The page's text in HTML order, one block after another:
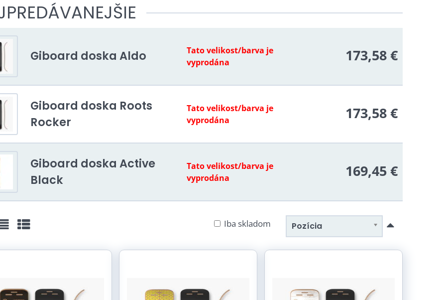
Giboard doska Aldo
Tato velikost/barva je
vyprodána
173,58 €
Giboard doska Roots
Rocker
Tato velikost/barva je
vyprodána
173,58 €
Giboard doska Active
Black
Tato velikost/barva je
vyprodána
169,45 €
Pozícia
Iba skladom